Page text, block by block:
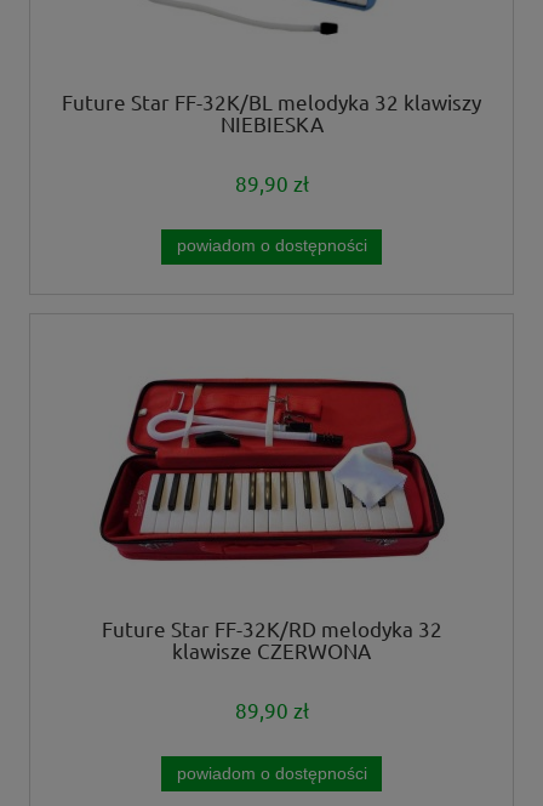
Future Star FF-32K/BL melodyka 32 klawiszy
NIEBIESKA
89,90 zł
powiadom o dostępności
Future Star FF-32K/RD melodyka 32
klawisze CZERWONA
89,90 zł
powiadom o dostępności